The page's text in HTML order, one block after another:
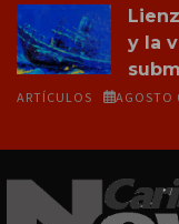
y la
ARTÍCULOS AGOSTO